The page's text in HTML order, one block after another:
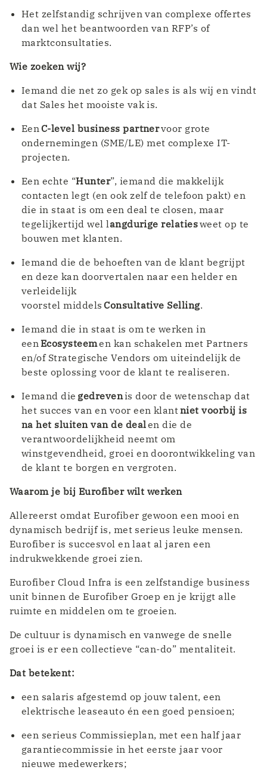
Het zelfstandig schrijven van complexe offertes
dan wel het beantwoorden van RFP’s of
marktconsultaties.
Wie zoeken wij?
Iemand die net zo gek op sales is als wij en vindt
dat Sales het mooiste vak is.
Een C-level business partnervoor grote
ondernemingen (SME/LE) met complexe IT-
projecten.
Een echte “Hunter”, iemand die makkelijk
contacten legt (en ook zelf de telefoon pakt) en
die in staat is om een deal te closen, maar
tegelijkertijd wel langdurige relatiesweet op te
bouwen met klanten.
Iemand die de behoeften van de klant begrijpt
en deze kan doorvertalen naar een helder en
verleidelijk
voorstel middelsConsultative Selling.
Iemand die in staat is om te werken in
een Ecosysteemen kan schakelen met Partners
en/of Strategische Vendors om uiteindelijk de
beste oplossing voor de klant te realiseren.
Iemand die gedrevenis door de wetenschap dat
het succes van en voor een klantniet voorbij is
na het sluiten van de dealen die de
verantwoordelijkheid neemt om
winstgevendheid, groei en doorontwikkeling van
de klant te borgen en vergroten.
Waarom je bij Eurofiber wilt werken
Allereerst omdat Eurofiber gewoon een mooi en
dynamisch bedrijf is, met serieus leuke mensen.
Eurofiber is succesvol en laat al jaren een
indrukwekkende groei zien.
Eurofiber Cloud Infra is een zelfstandige business
unit binnen de Eurofiber Groep en je krijgt alle
ruimte en middelen om te groeien.
De cultuur is dynamisch en vanwege de snelle
groei is er een collectieve “can-do” mentaliteit.
Dat betekent:
een salaris afgestemd op jouw talent, een
elektrische leaseauto én een goed pensioen;
een serieus Commissieplan, met een half jaar
garantiecommissie in het eerste jaar voor
nieuwe medewerkers;